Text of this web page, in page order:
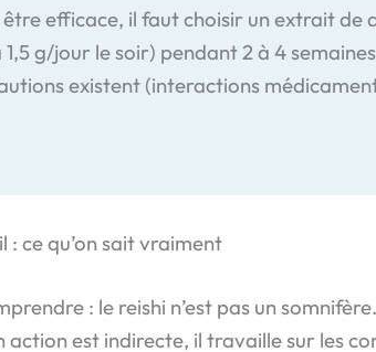
être efficace, il faut choisir un extrait
1,5 g/jour le soir) pendant 2 à 4
existent (interactions
: ce qu’on sait vraiment
: le reishi n’est pas un
action est indirecte, il travaille sur les